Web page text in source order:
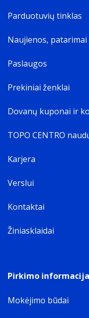
Parduotuvių tinklas
Naujienos, patarimai
Paslaugos
Prekiniai ženklai
Dovanų kuponai ir
TOPO CENTRO
Karjera
Verslui
Kontaktai
Žiniasklaidai
Pirkimo informacija
Mokėjimo būdai